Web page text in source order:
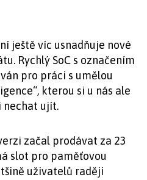
ještě víc usnadňuje nové
Rychlý SoC s označením
pro práci s umělou
kterou si u nás ale
nechat ujít.
začal prodávat za 23
slot pro paměťovou
uživatelů raději